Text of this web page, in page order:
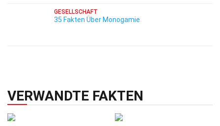
GESELLSCHAFT
35 Fakten Über Monogamie
VERWANDTE FAKTEN